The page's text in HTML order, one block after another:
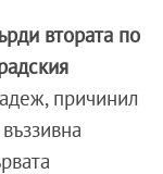
втората по
причинил